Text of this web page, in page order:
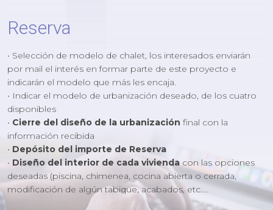
Reserva
• Selección de modelo de chalet, los interesados enviarán
por mail el interés en formar parte de este proyecto e
indicarán el modelo que más les encaja.
• Indicar el modelo de urbanización deseado, de los cuatro
disponibles
• Cierre del diseño de la urbanización final con la
información recibida
• Depósito del importe de Reserva
• Diseño del interior de cada vivienda con las opciones
deseadas (piscina, chimenea, cocina abierta o cerrada,
modificación de algún tabique, acabados, etc….